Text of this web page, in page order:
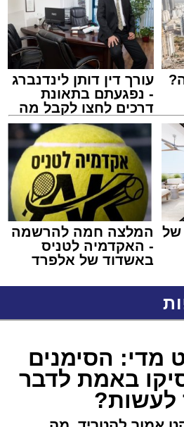
עורך דין דותן לינדנברג
- נפגעתם בתאונת
דרכים לחצו לקבל מה
שמגיע לכם
של
המלצה חמה להרשמה
- האקדמיה לטניס
באשדוד של אלפרד
מדי: הסימנים
באמת לדבר
לעשות?